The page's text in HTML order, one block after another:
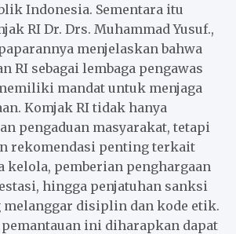
Indonesia. Sementara itu
RI Dr. Drs. Muhammad Yusuf.,
menjelaskan bahwa
RI sebagai lembaga pengawas
mandat untuk menjaga
Komjak RI tidak hanya
pengaduan masyarakat, tetapi
rekomendasi penting terkait
kelola, pemberian penghargaan
hingga penjatuhan sanksi
melanggar disiplin dan kode etik.
pemantauan ini diharapkan dapat